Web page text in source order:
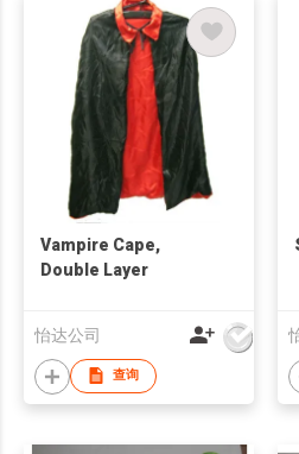
Vampire Cape,
Double Layer
怡达公司
查询